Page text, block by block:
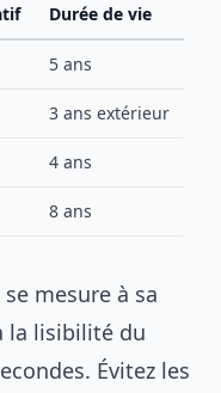
Durée de vie
5 ans
3 ans extérieur
4 ans
8 ans
se mesure à sa
la lisibilité du
Évitez les